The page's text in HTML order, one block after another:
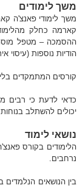
משך לימודים
משך לימודי פאנצ'ה
קארמה כחלק
ההסמכה – מטפל
הודיות נוספות (עיסוי
קורסים המתמקדים
כדאי לדעת כי רבים
יכולים להשתלב
נושאי לימוד
הלימודים בקורס
נרחבים.
בין הנושאים הנלמדים